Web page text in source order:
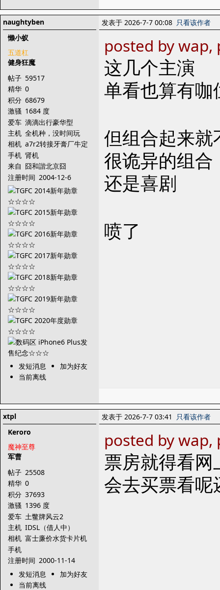
naughtyben
懒小蚁
五道杠
健身狂魔
帖子 59517
精华 0
积分 68679
激骚 1684 度
爱车 滴滴出行豪华型
主机 全机种，没时间玩
相机 a7r2转接牙膏厂牛定
手机 肾机
来自 囧和諧北京囧
注册时间 2004-12-6
发短消息
加为好友
当前离线
发表于 2026-7-7 00:08 只看该作者
posted by
这几个主演
单看也算有
但组合起来
很诡异的组合
还是喜剧
喷了
xtpl
Keroro
魔神至尊
军曹
帖子 25508
精华 0
积分 37693
激骚 1396 度
爱车 土鳖牌风云2
主机 IDSL（借人中）
相机 富士廉价水货卡片机
手机
注册时间 2000-11-14
发短消息
加为好友
当前离线
发表于 2026-7-7 03:41 只看该作者
posted by
票房就得看
会去买票看